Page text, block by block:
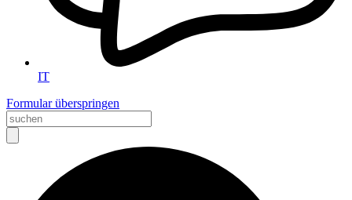
IT
Formular überspringen